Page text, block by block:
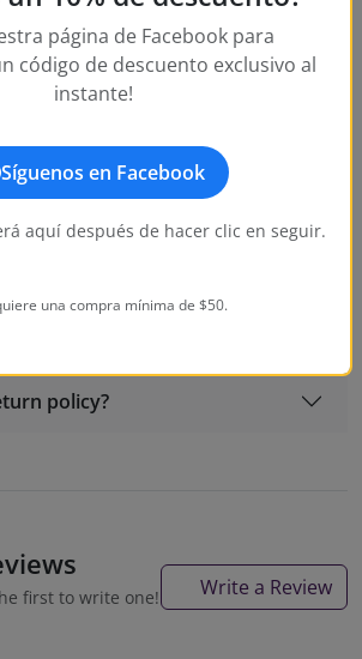
Questions
policy?
first to write one! Write a Review
página de Facebook para
código de descuento exclusivo al
instante!
Síguenos en Facebook
aquí después de hacer clic en seguir.
una compra mínima de $50.